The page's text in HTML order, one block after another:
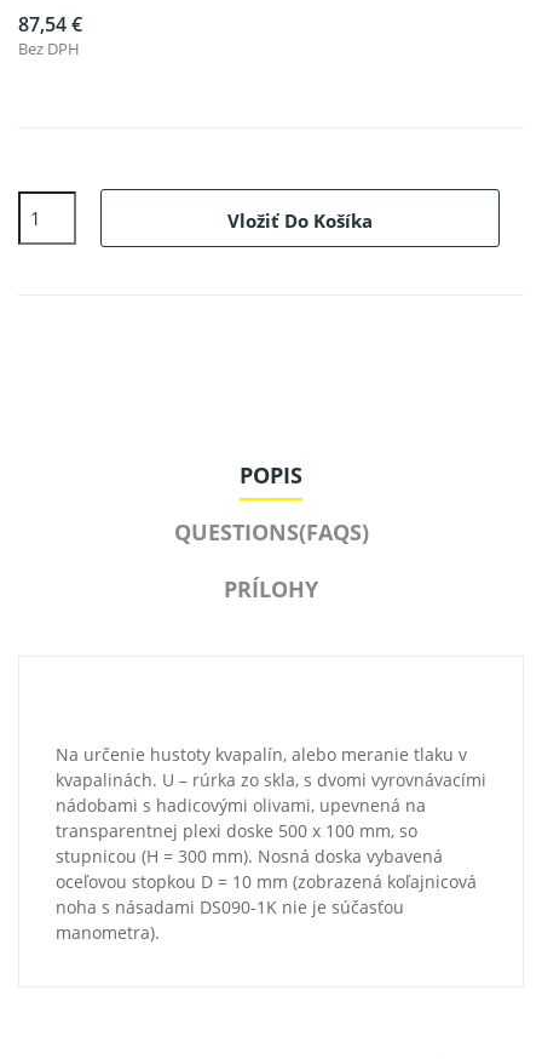
87,54 €
Bez DPH
Vložiť Do Košíka
POPIS
QUESTIONS(FAQS)
PRÍLOHY
Na určenie hustoty kvapalín, alebo meranie tlaku v
kvapalinách. U – rúrka zo skla, s dvomi vyrovnávacími
nádobami s hadicovými olivami, upevnená na
transparentnej plexi doske 500 x 100 mm, so
stupnicou (H = 300 mm). Nosná doska vybavená
oceľovou stopkou D = 10 mm (zobrazená koľajnicová
noha s násadami DS090-1K nie je súčasťou
manometra).